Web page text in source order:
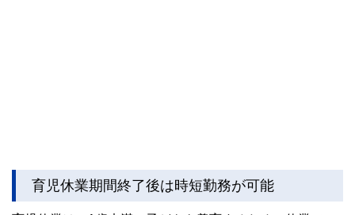
育児休業期間終了後は時短勤務が可能